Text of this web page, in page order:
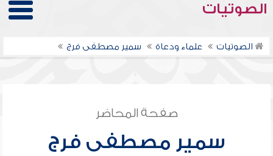
الصوتيات
الصوتيات علماء ودعاة سمير مصطفى فرج
صفحة المحاضر
سمير مصطفى فرج